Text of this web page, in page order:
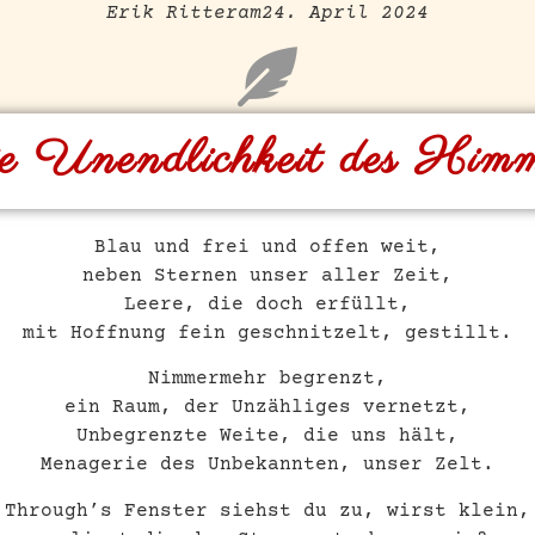
Erik Ritteram24. April 2024
Unendlichkeit des
Blau und frei und offen weit,
neben Sternen unser aller Zeit,
Leere, die doch erfüllt,
mit Hoffnung fein geschnitzelt, gestillt.
Nimmermehr begrenzt,
ein Raum, der Unzähliges vernetzt,
Unbegrenzte Weite, die uns hält,
Menagerie des Unbekannten, unser Zelt.
Through’s Fenster siehst du zu, wirst klein,